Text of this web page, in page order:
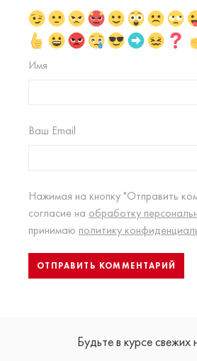
Имя
Ваш Email
Нажимая на кнопку "Отправить
согласие на обработку
принимаю политику
Будьте в курсе свежих